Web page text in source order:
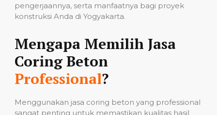
pengerjaannya, serta manfaatnya bagi proyek
konstruksi Anda di Yogyakarta.
Mengapa Memilih Jasa
Coring Beton
Professional?
Menggunakan jasa coring beton yang professional
sangat penting untuk memastikan kualitas hasil